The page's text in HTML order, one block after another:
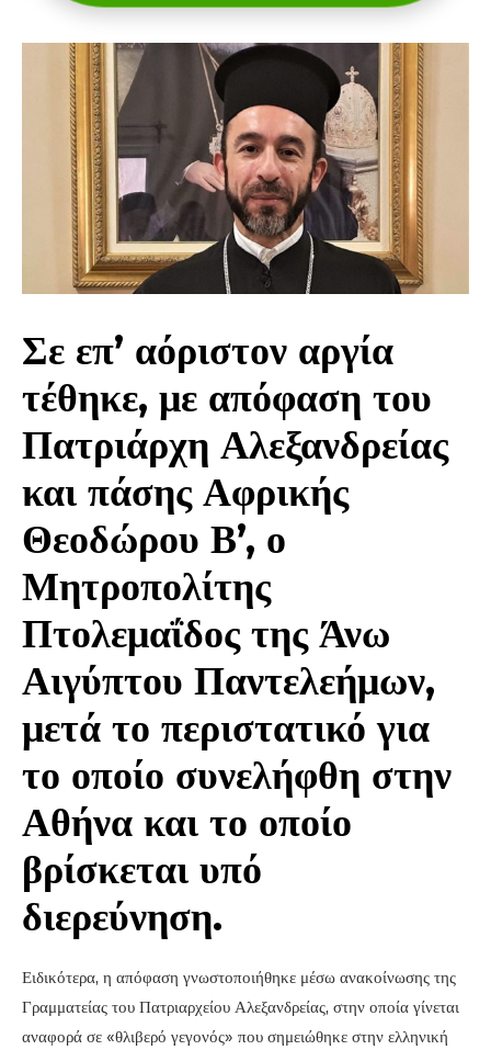
Σε επ’ αόριστον αργία
τέθηκε, με απόφαση του
Πατριάρχη Αλεξανδρείας
και πάσης Αφρικής
Θεοδώρου Β’, ο
Μητροπολίτης
Πτολεμαΐδος της Άνω
Αιγύπτου Παντελεήμων,
μετά το περιστατικό για
το οποίο συνελήφθη στην
Αθήνα και το οποίο
βρίσκεται υπό
διερεύνηση.
Ειδικότερα, η απόφαση γνωστοποιήθηκε μέσω ανακοίνωσης της
Γραμματείας του Πατριαρχείου Αλεξανδρείας, στην οποία γίνεται
αναφορά σε «θλιβερό γεγονός» που σημειώθηκε στην ελληνική